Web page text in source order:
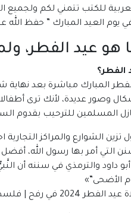
يوم العيد المبارك ” حفظ الله
هو عيد الفطر،
الفطر؟
المبارك مباشرة بعد نهاية
وصور عديدة، لأنك ترى
المسلمين للترحيب بقدوم
تزين الشوارع والمراكز
التي أمر بها رسول الله، أفضل
داود والترمذي في سننه أن
الأضحى”»
2024 في رفح | فلسطين